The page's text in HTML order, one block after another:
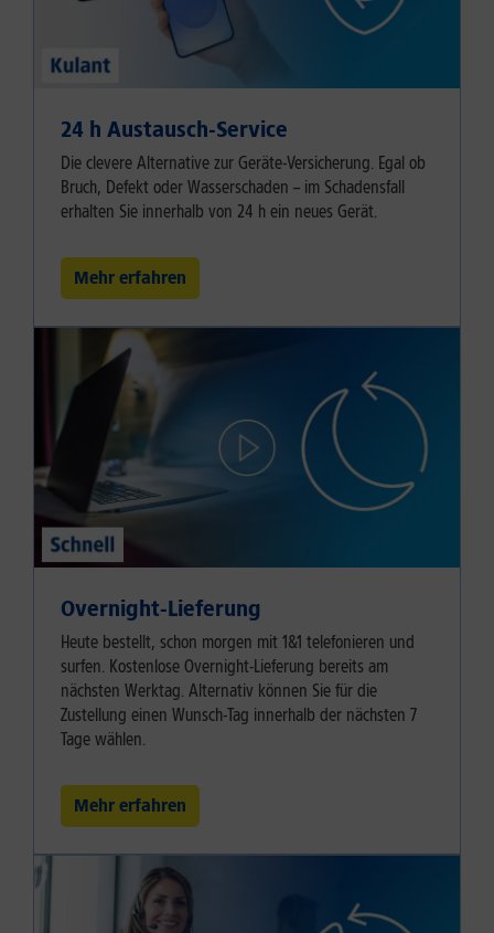
24 h Austausch-Service
Die clevere Alternative zur Geräte-Versicherung. Egal ob
Bruch, Defekt oder Wasserschaden – im Schadensfall
erhalten Sie innerhalb von 24 h ein neues Gerät.
Mehr erfahren
Overnight-Lieferung
Heute bestellt, schon morgen mit 1&1 telefonieren und
surfen. Kostenlose Overnight-Lieferung bereits am
nächsten Werktag. Alternativ können Sie für die
Zustellung einen Wunsch-Tag innerhalb der nächsten 7
Tage wählen.
Mehr erfahren